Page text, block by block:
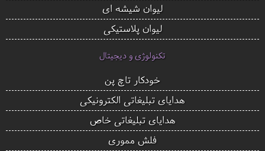
لیوان شیشه ای
لیوان پلاستیکی
تکنولوژی و دیجیتال
خودکار تاچ پن
هدایای تبلیغاتی الکترونیکی
هدایای تبلیغاتی خاص
فلش مموری